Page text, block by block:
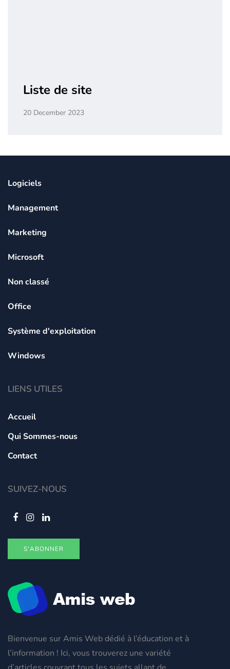
Liste de site
20 December 2023
Bienvenue sur Amis Web dédié à l’éducation et à
l’information ! Ici, vous trouverez une variété
Logiciels
Management
Marketing
Microsoft
Non classé
Office
Système d'exploitation
Windows
LIENS UTILES
Accueil
Qui Sommes-nous
Contact
SUIVEZ-NOUS
S'ABONNER